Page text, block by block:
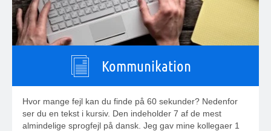
Kommunikation
Hvor mange fejl kan du finde på 60 sekunder? Nedenfor
ser du en tekst i kursiv. Den indeholder 7 af de mest
almindelige sprogfejl på dansk. Jeg gav mine kollegaer 1